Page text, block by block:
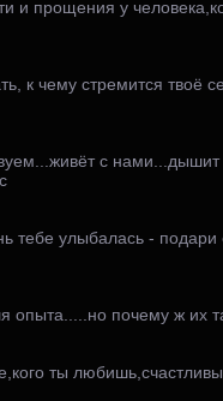
и прощения у
к чему стремится твоё
с
тебе улыбалась -
опыта.....но почему ж их
ты